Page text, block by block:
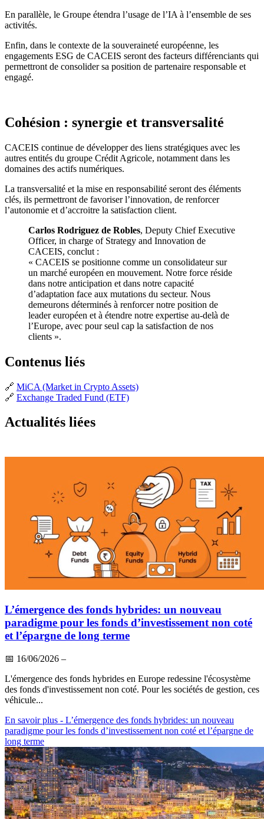
En parallèle, le Groupe étendra l’usage de l’IA à l’ensemble de ses
activités.
Enfin, dans le contexte de la souveraineté européenne, les
engagements ESG de CACEIS seront des facteurs différenciants qui
permettront de consolider sa position de partenaire responsable et
engagé.
Cohésion : synergie et transversalité
CACEIS continue de développer des liens stratégiques avec les
autres entités du groupe Crédit Agricole, notamment dans les
domaines des actifs numériques.
La transversalité et la mise en responsabilité seront des éléments
clés, ils permettront de favoriser l’innovation, de renforcer
l’autonomie et d’accroitre la satisfaction client.
Carlos Rodriguez de Robles, Deputy Chief Executive
Officer, in charge of Strategy and Innovation de
CACEIS, conclut :
« CACEIS se positionne comme un consolidateur sur
un marché européen en mouvement. Notre force réside
dans notre anticipation et dans notre capacité
d’adaptation face aux mutations du secteur. Nous
demeurons déterminés à renforcer notre position de
leader européen et à étendre notre expertise au-delà de
l’Europe, avec pour seul cap la satisfaction de nos
clients ».
Contenus liés
🔗 MiCA (Market in Crypto Assets)
🔗 Exchange Traded Fund (ETF)
Actualités liées
L’émergence des fonds hybrides: un nouveau
paradigme pour les fonds d’investissement non coté
et l’épargne de long terme
📅 16/06/2026 –
L'émergence des fonds hybrides en Europe redessine l'écosystème
des fonds d'investissement non coté. Pour les sociétés de gestion, ces
véhicule...
En savoir plus - L’émergence des fonds hybrides: un nouveau
paradigme pour les fonds d’investissement non coté et l’épargne de
long terme